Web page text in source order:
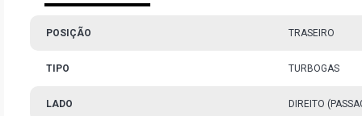
POSIÇÃO TRASEIRO
TIPO TURBOGAS
LADO DIREITO